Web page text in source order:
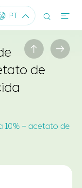
PT   
de
10% + acetato de
 